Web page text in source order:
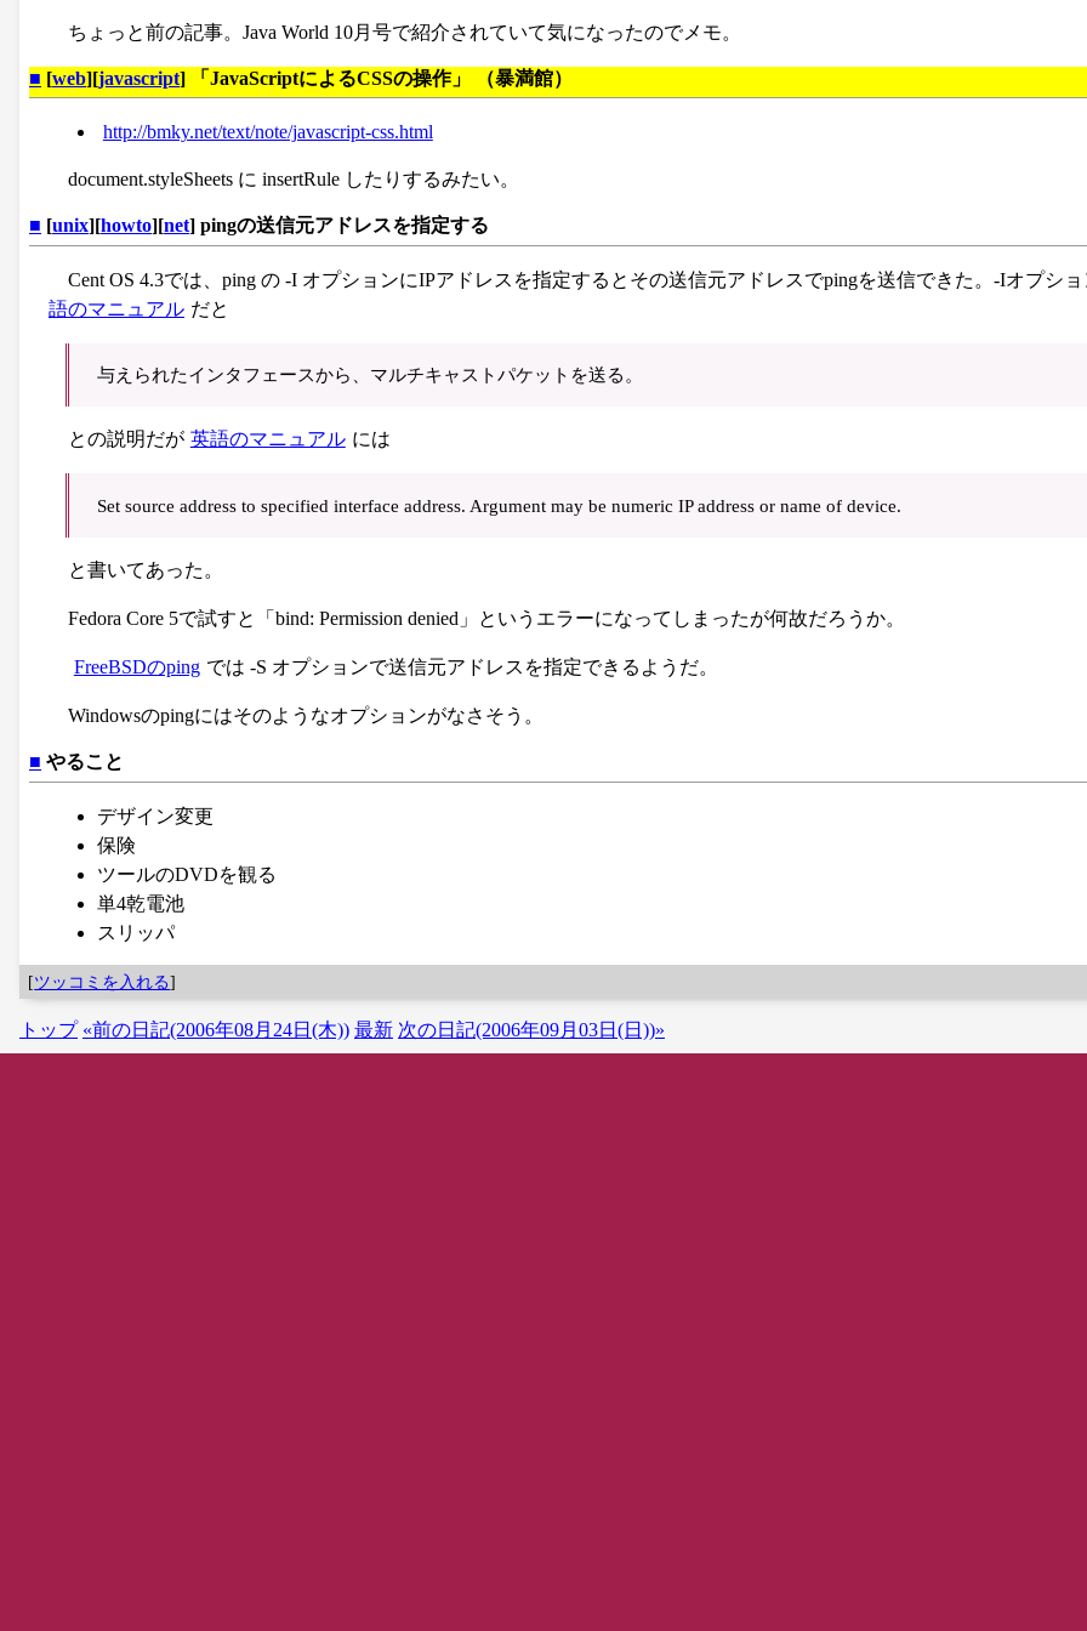
ちょっと前の記事。Java World 10月号で紹介されていて気になったのでメモ。
■ [web][javascript] 「JavaScriptによるCSSの操作」 （暴満館）
http://bmky.net/text/note/javascript-css.html
document.styleSheets に insertRule したりするみたい。
■ [unix][howto][net] pingの送信元アドレスを指定する
Cent OS 4.3では、ping の -I オプションにIPアドレスを指定するとその送信元アドレスでpingを送信できた。-Iオプショ
語のマニュアル だと
与えられたインタフェースから、マルチキャストパケットを送る。
との説明だが 英語のマニュアル には
Set source address to specified interface address. Argument may be numeric IP address or name of device.
と書いてあった。
Fedora Core 5で試すと「bind: Permission denied」というエラーになってしまったが何故だろうか。
FreeBSDのping では -S オプションで送信元アドレスを指定できるようだ。
Windowsのpingにはそのようなオプションがなさそう。
■ やること
デザイン変更
保険
ツールのDVDを観る
単4乾電池
スリッパ
[ツッコミを入れる]
トップ «前の日記(2006年08月24日(木)) 最新 次の日記(2006年09月03日(日))»